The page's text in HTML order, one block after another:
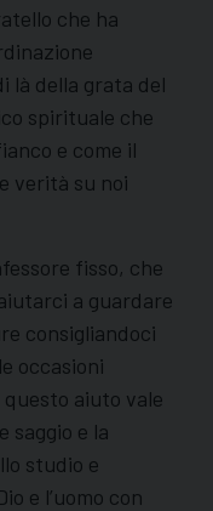
che ha
là della grata del
spirituale che
e come il
verità su noi
fisso, che
a guardare
consigliandoci
occasioni
aiuto vale
saggio e la
studio e
e l’uomo con